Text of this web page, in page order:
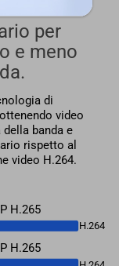
per
e meno
di
video
banda e
rispetto al
video H.264.
H.265
H.265
H.264